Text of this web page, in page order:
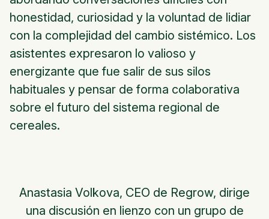
honestidad, curiosidad y la voluntad de lidiar
con la complejidad del cambio sistémico. Los
asistentes expresaron lo valioso y
energizante que fue salir de sus silos
habituales y pensar de forma colaborativa
sobre el futuro del sistema regional de
cereales.
Anastasia Volkova, CEO de Regrow, dirige
una discusión en lienzo con un grupo de